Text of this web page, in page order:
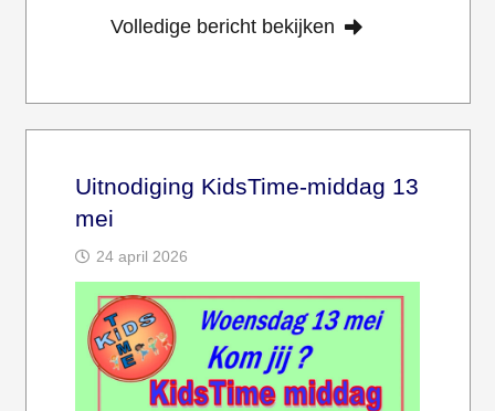
Volledige bericht bekijken
Uitnodiging KidsTime-middag 13
mei
24 april 2026